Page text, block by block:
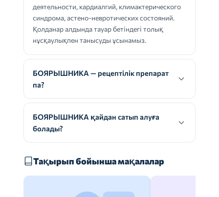
деятельности, кардиалгий, климактерического
синдрома, астено-невротических состояний.
Қолданар алдында тауар бетіндегі толық
нұсқаулықпен танысуды ұсынамыз.
БОЯРЫШНИКА — рецептілік препарат
па?
БОЯРЫШНИКА қайдан сатып алуға
болады?
Тақырып бойынша мақалалар